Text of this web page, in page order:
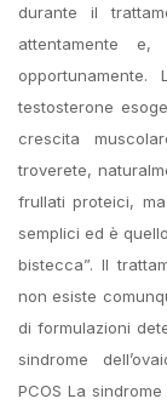
durante il
attentamente
testosterone
crescita
troverete,
frullati proteici,
semplici ed è
bistecca”. Il
non esiste
di formulazioni
sindrome
PCOS La